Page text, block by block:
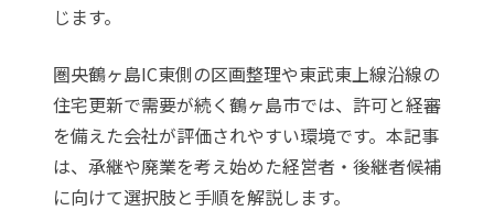
じます。
圏央鶴ヶ島IC東側の区画整理や東武東上線沿線の
住宅更新で需要が続く鶴ヶ島市では、許可と経審
を備えた会社が評価されやすい環境です。本記事
は、承継や廃業を考え始めた経営者・後継者候補
に向けて選択肢と手順を解説します。